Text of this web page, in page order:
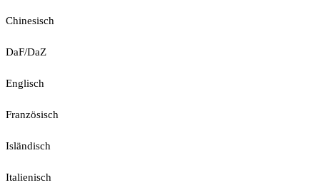
Chinesisch
DaF/DaZ
Englisch
Französisch
Isländisch
Italienisch